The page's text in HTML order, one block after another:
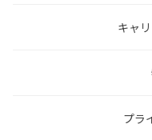
キャ
プラ